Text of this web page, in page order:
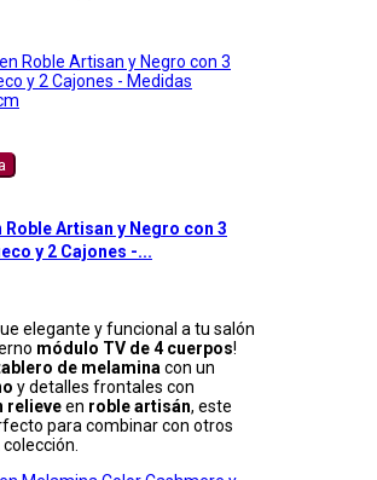
Roble Artisan y Negro con 3
y 2 Cajones -...
elegante y funcional a tu salón
módulo TV de 4 cuerpos!
de melamina con un
y detalles frontales con
relieveen roble artisán, este
para combinar con otros